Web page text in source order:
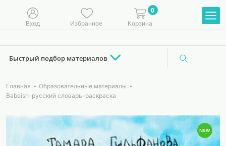
Вход Избранное
0
Корзина
Быстрый подбор материалов
Главная
Образовательные материалы
Babeish-русский словарь-раскраска